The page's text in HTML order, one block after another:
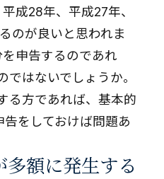
成28年、平成27年、
のが良いと思われま
申告するのであれ
ではないでしょうか。
る方であれば、基本的
をしておけば問題あ
額に発生する